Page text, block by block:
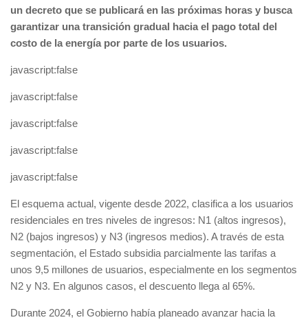
un decreto que se publicará en las próximas horas y busca
garantizar una transición gradual hacia el pago total del
costo de la energía por parte de los usuarios.
javascript:false
javascript:false
javascript:false
javascript:false
javascript:false
El esquema actual, vigente desde 2022, clasifica a los usuarios
residenciales en tres niveles de ingresos: N1 (altos ingresos),
N2 (bajos ingresos) y N3 (ingresos medios). A través de esta
segmentación, el Estado subsidia parcialmente las tarifas a
unos 9,5 millones de usuarios, especialmente en los segmentos
N2 y N3. En algunos casos, el descuento llega al 65%.
Durante 2024, el Gobierno había planeado avanzar hacia la